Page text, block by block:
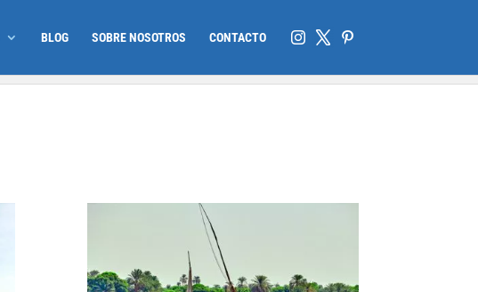
BLOG SOBRE NOSOTROS CONTACTO